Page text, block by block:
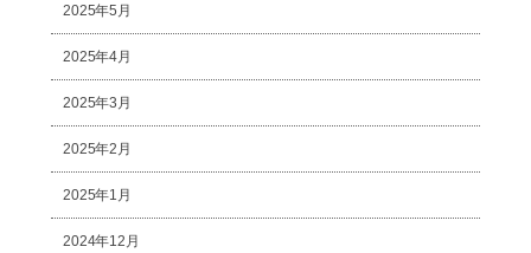
2025年5月
2025年4月
2025年3月
2025年2月
2025年1月
2024年12月